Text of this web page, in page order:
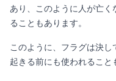
あり、このように人が亡
ることもあります。
このように、フラグは決
起きる前にも使われること